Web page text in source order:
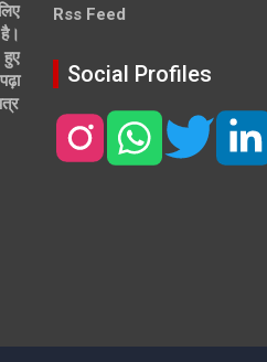
Rss Feed
Social Profiles